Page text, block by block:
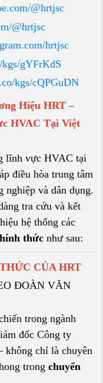
@hrtjsc
@hrtjsc
hrtjsc
gYFrKdS
kgs/cQPGuDN
Hiệu HRT –
HVAC Tại Việt
lĩnh vực HVAC tại
điều hòa trung tâm
và dân dụng.
tra cứu và kết
hệ thống các
thức như sau:
CỦA HRT
ĐOÀN VĂN
trong ngành
đốc Công ty
chỉ là chuyên
trong chuyển